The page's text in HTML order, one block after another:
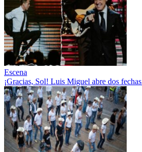
Escena
¡Gracias, Sol! Luis Miguel abre dos